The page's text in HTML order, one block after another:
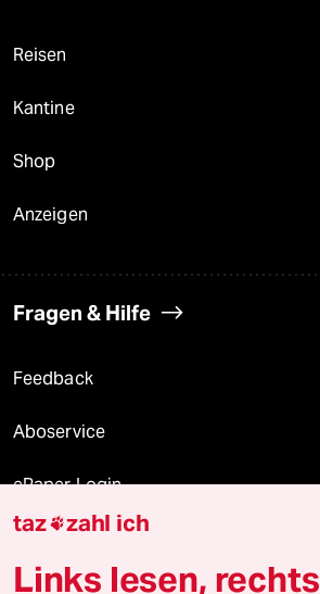
Reisen
Kantine
Shop
Anzeigen
Fragen & Hilfe
Feedback
Aboservice
ePaper Login
Downloads für Abonnierende
taz zahl ich
Links lesen, rechts